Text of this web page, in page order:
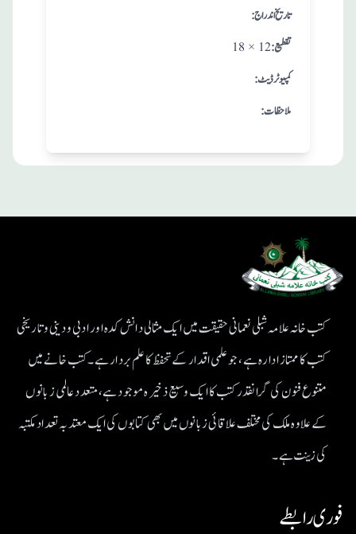
: تاريخ اندراج
18 × 12 :تقطيع
:کمپیوٹر ڈیٹ
:ملاحظات
کتب خانہ علامہ شبلی نعمانی حقیقت میں ایک مثالی دانش کدہ اور ادبی ودینی و تاریخی
کتب کا ممتاز ادارہ ہے، جو علمی اقدار کے تحفظ کا علم بردار ہے۔کتب خانے میں
متنوع فنون کی گرانقدر کتب کا ایک وسیع ذخیرہ موجود ہے، متعدد عالمی زبانوں
کے علاوہ ملک کی مختلف علاقائی زبانوں میں بھی کتابوں کی ایک معتد بہ تعداد مکتبہ
کی زینت ہے۔
فوری رابطے